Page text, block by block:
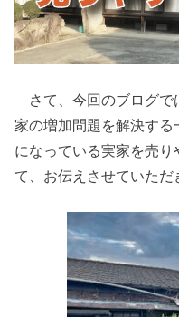
さて、今回のブログで
家の増加問題を解決す
になっている実家を売
て、お伝えさせていただ